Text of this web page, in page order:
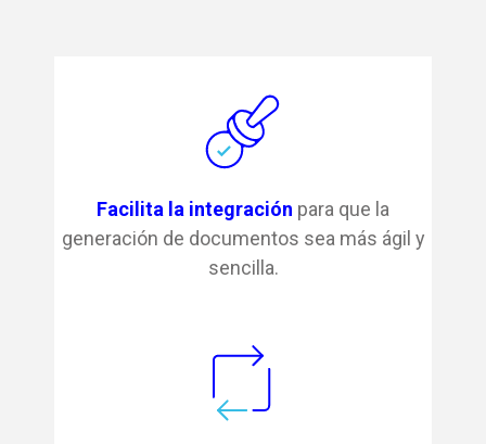
Facilita la integración para que la
generación de documentos sea más ágil y
sencilla.